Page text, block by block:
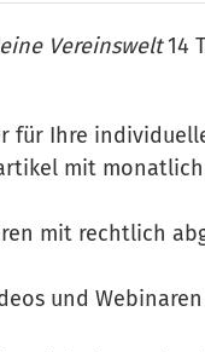
Vereinswelt14
für Ihre
mit
mit rechtlich
und Webinaren